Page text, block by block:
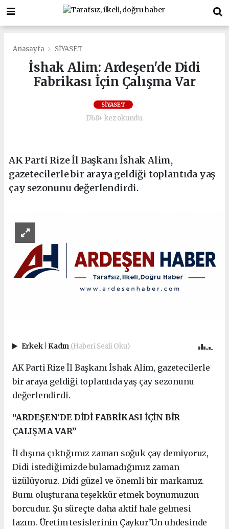
Anasayfa SİYASET
İshak Alim: Ardeşen'de Didi
Fabrikası İçin Çalışma Var
SİYASET
1768+ kez okundu.
AK Parti Rize İl Başkanı İshak Alim,
gazetecilerle bir araya geldiği toplantıda yaş
çay sezonunu değerlendirdi.
Erkek Kadın (Haberi Sesli Oku)
AK Parti Rize İl Başkanı İshak Alim, gazetecilerle
bir araya geldiği toplantıda yaş çay sezonunu
değerlendirdi.
“ARDEŞEN’DE DİDİ FABRİKASI İÇİN BİR
ÇALIŞMA VAR”
İl dışına çıktığımız zaman soğuk çay demiyoruz,
Didi istediğimizde bulamadığımız zaman
üzülüyoruz. Didi güzel ve önemli bir markamız.
Bunu oluşturana teşekkür etmek boynumuzun
borcudur. Şu süreçte daha aktif hale gelmesi
lazım. Üretim tesislerinin Çaykur’Un uhdesinde